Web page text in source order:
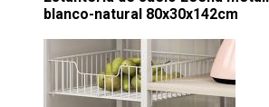
blanco-natural 80x30x142cm